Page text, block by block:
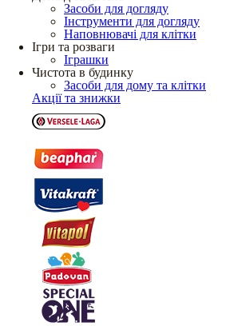
Засоби для догляду
Інструменти для догляду
Наповнювачі для клітки
Ігри та розваги
Іграшки
Чистота в будинку
Засоби для дому та клітки
Акції та знижки